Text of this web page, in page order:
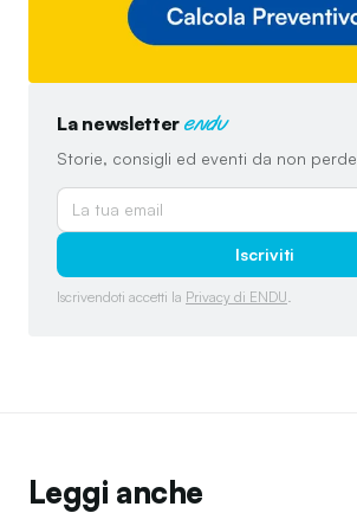
La newsletter endu
Storie, consigli ed eventi da non
Iscriviti
Iscrivendoti accetti la Privacy di ENDU.
Leggi anche